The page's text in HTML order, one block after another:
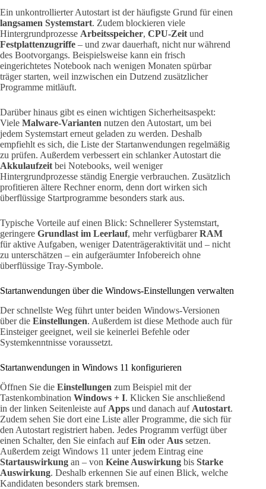
Ein unkontrollierter Autostart ist der häufigste Grund für einen
langsamen Systemstart. Zudem blockieren viele
Hintergrundprozesse Arbeitsspeicher, CPU-Zeit und
Festplattenzugriffe – und zwar dauerhaft, nicht nur während
des Bootvorgangs. Beispielsweise kann ein frisch
eingerichtetes Notebook nach wenigen Monaten spürbar
träger starten, weil inzwischen ein Dutzend zusätzlicher
Programme mitläuft.
Darüber hinaus gibt es einen wichtigen Sicherheitsaspekt:
Viele Malware-Varianten nutzen den Autostart, um bei
jedem Systemstart erneut geladen zu werden. Deshalb
empfiehlt es sich, die Liste der Startanwendungen regelmäßig
zu prüfen. Außerdem verbessert ein schlanker Autostart die
Akkulaufzeit bei Notebooks, weil weniger
Hintergrundprozesse ständig Energie verbrauchen. Zusätzlich
profitieren ältere Rechner enorm, denn dort wirken sich
überflüssige Startprogramme besonders stark aus.
Typische Vorteile auf einen Blick: Schnellerer Systemstart,
geringere Grundlast im Leerlauf, mehr verfügbarerRAM
für aktive Aufgaben, weniger Datenträgeraktivität und – nicht
zu unterschätzen – ein aufgeräumter Infobereich ohne
überflüssige Tray-Symbole.
Startanwendungen über die Windows-Einstellungen verwalten
Der schnellste Weg führt unter beiden Windows-Versionen
über die Einstellungen. Außerdem ist diese Methode auch für
Einsteiger geeignet, weil sie keinerlei Befehle oder
Systemkenntnisse voraussetzt.
Startanwendungen in Windows 11 konfigurieren
Öffnen Sie die Einstellungen zum Beispiel mit der
Tastenkombination Windows + I. Klicken Sie anschließend
in der linken Seitenleiste auf Apps und danach auf Autostart.
Zudem sehen Sie dort eine Liste aller Programme, die sich für
den Autostart registriert haben. Jedes Programm verfügt über
einen Schalter, den Sie einfach aufEin oder Aus setzen.
Außerdem zeigt Windows 11 unter jedem Eintrag eine
Startauswirkung an – von Keine Auswirkung bis Starke
Auswirkung. Deshalb erkennen Sie auf einen Blick, welche
Kandidaten besonders stark bremsen.